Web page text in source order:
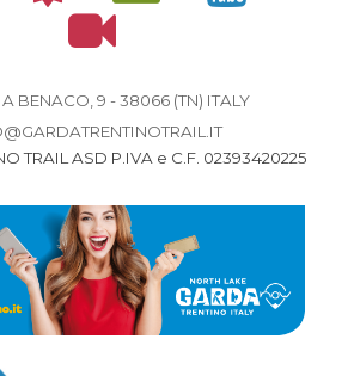
BENACO, 9 - 38066 (TN) ITALY
TRAIL ASD P.IVA e C.F. 02393420225